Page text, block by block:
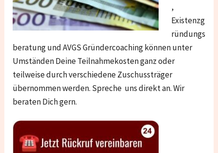
,
Existenzg
ründungs
beratung und AVGS Gründercoaching können unter
Umständen Deine Teilnahmekosten ganz oder
teilweise durch verschiedene Zuschussträger
übernommen werden. Spreche uns direkt an. Wir
beraten Dich gern.